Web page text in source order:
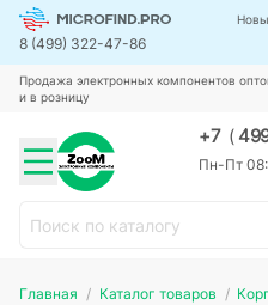
8 (499) 322-47-86
Продажа электронных компонентов
и в розницу
+7 (
Пн-Пт
Главная Каталог товаров